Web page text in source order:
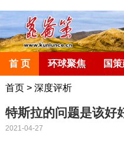
首 页 环球聚焦 国
首页> 深度评析
特斯拉的问题是该好
2021-04-27